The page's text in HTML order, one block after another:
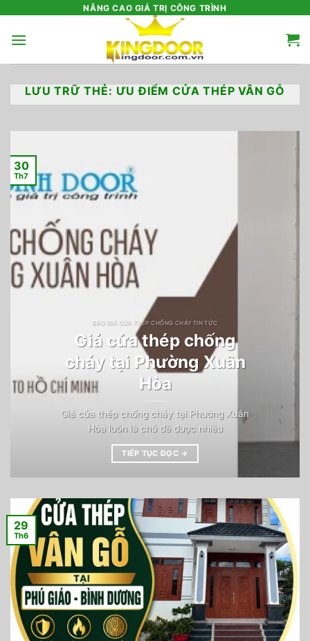
nội
NÂNG CAO GIÁ TRỊ CÔNG TRÌNH
LƯU TRỮ THẺ: ƯU ĐIỂM CỬA THÉP VÂN GỖ
BÁO GIÁ CỬA THÉP CHỐNG CHÁY TIN TỨC
Giá cửa thép chống
cháy tại Phường Xuân
Hòa
Giá cửa thép chống cháy tại Phường Xuân
Hòa luôn là chủ đề được nhiều
TIẾP TỤC ĐỌC →
30
Th7
29
Th6